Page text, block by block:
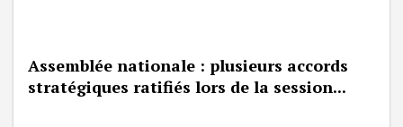
Assemblée nationale : plusieurs accords
stratégiques ratifiés lors de la session...